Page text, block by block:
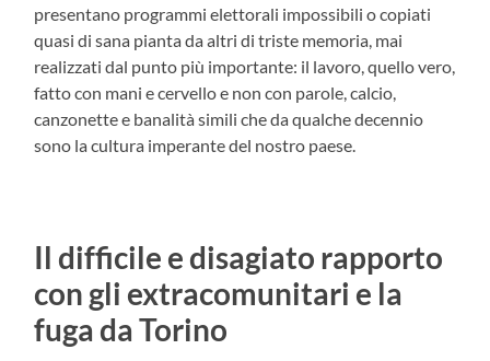
presentano programmi elettorali impossibili o copiati
quasi di sana pianta da altri di triste memoria, mai
realizzati dal punto più importante: il lavoro, quello vero,
fatto con mani e cervello e non con parole, calcio,
canzonette e banalità simili che da qualche decennio
sono la cultura imperante del nostro paese.
Il difficile e disagiato rapporto
con gli extracomunitari e la
fuga da Torino